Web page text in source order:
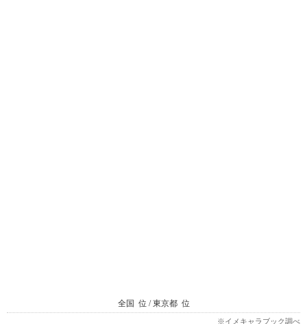
全国 位 / 東京都 位
※イメキャラブック調べ